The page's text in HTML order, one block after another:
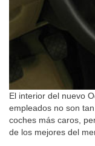
El interior del nuevo
empleados no son
coches más caros,
de los mejores del